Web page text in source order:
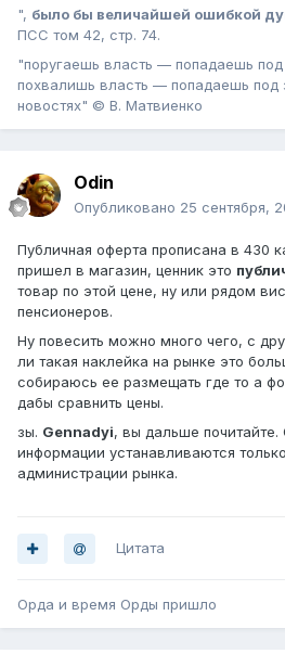
", было бы величайшей ошибкой
ПСС том 42, стр. 74.
"поругаешь власть — попадаешь
похвалишь власть — попадаешь под
новостях" © В. Матвиенко
Odin
Опубликовано 25 сентября,
Публичная оферта прописана в 430
пришел в магазин, ценник это
товар по этой цене, ну или рядом
пенсионеров.
Ну повесить можно много чего, с
ли такая наклейка на рынке это
собираюсь ее размещать где то а
дабы сравнить цены.
зы. Gennadyi, вы дальше почитайте.
информации устанавливаются
администрации рынка.
Цитата
Орда и время Орды пришло